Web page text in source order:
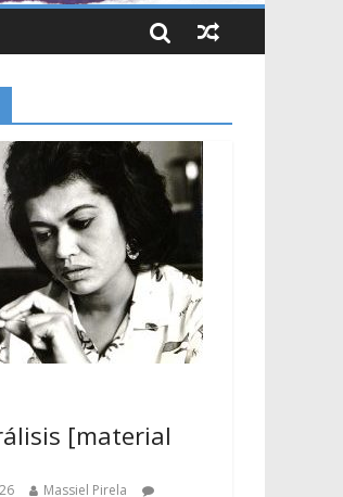
[material
Massiel Pirela